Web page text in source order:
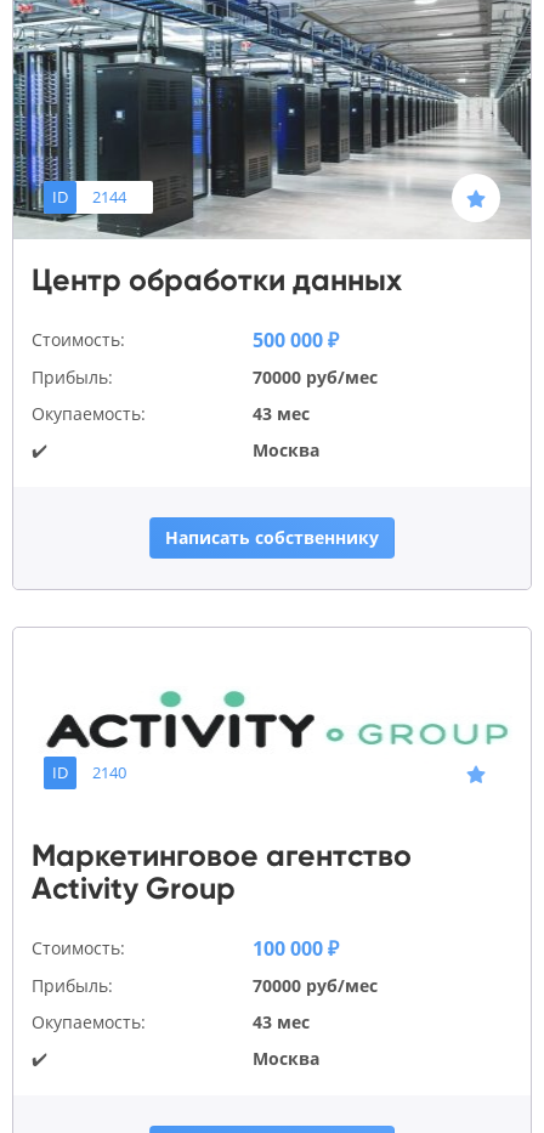
ID 2144
Центр обработки данных
Стоимость: 500 000 ₽
Прибыль:
70000 руб/мес
Окупаемость:
43 мес
✔️
Москва
Написать собственнику
ID 2140
Маркетинговое агентство
Activity Group
Стоимость: 100 000 ₽
Прибыль:
70000 руб/мес
Окупаемость:
43 мес
✔️
Москва